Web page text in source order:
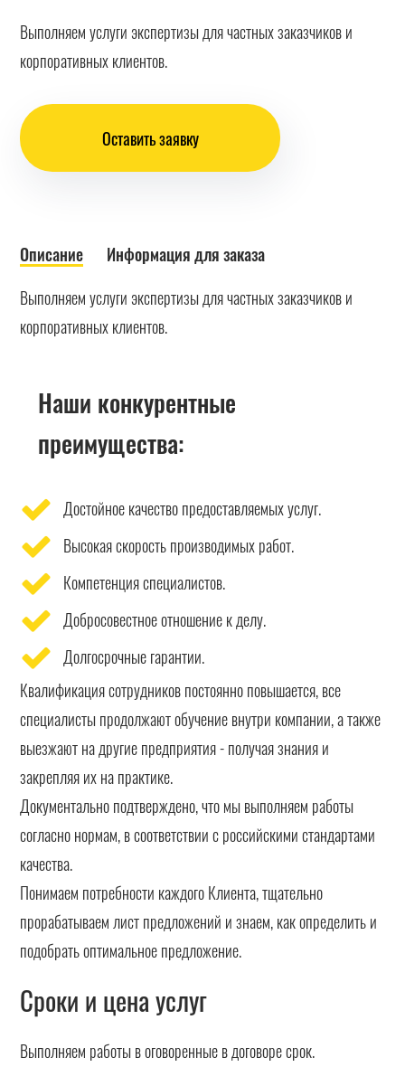
Выполняем услуги экспертизы для частных заказчиков и
корпоративных клиентов.
Оставить заявку
Описание
Информация для заказа
Выполняем услуги экспертизы для частных заказчиков и
корпоративных клиентов.
Наши конкурентные
преимущества:
Достойное качество предоставляемых услуг.
Высокая скорость производимых работ.
Компетенция специалистов.
Добросовестное отношение к делу.
Долгосрочные гарантии.
Квалификация сотрудников постоянно повышается, все
специалисты продолжают обучение внутри компании, а также
выезжают на другие предприятия - получая знания и
закрепляя их на практике.
Документально подтверждено, что мы выполняем работы
согласно нормам, в соответствии с российскими стандартами
качества.
Понимаем потребности каждого Клиента, тщательно
прорабатываем лист предложений и знаем, как определить и
подобрать оптимальное предложение.
Сроки и цена услуг
Выполняем работы в оговоренные в договоре срок.